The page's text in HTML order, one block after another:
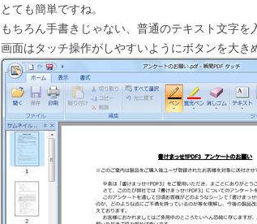
とても簡単ですね。
もちろん手書きじゃない、普通のテキスト文字を
画面はタッチ操作がしやすいようにボタンを大き